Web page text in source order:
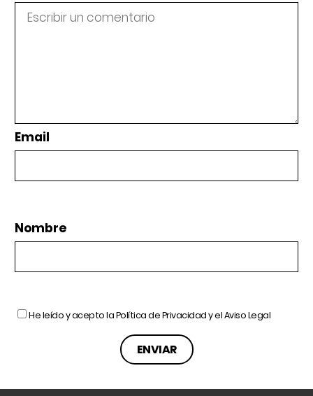
Email
Nombre
He leído y acepto laPolítica de Privacidady elAviso Legal